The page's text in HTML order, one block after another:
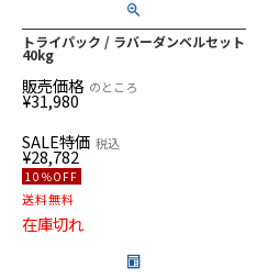
トライパック / ラバーダンベルセット
40kg
販売価格
¥31,980
のところ
SALE特価
¥28,782
税込
10％OFF
送料無料
在庫切れ